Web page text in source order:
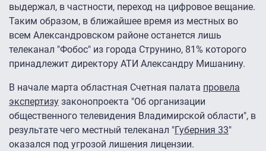
выдержал, в частности, переход на цифровое вещание.
Таким образом, в ближайшее время из местных во
всем Александровском районе останется лишь
телеканал "Фобос" из города Струнино, 81% которого
принадлежит директору АТИ Александру Мишанину.
В начале марта областная Счетная палата провела
экспертизу законопроекта "Об организации
общественного телевидения Владимирской области", в
результате чего местный телеканал "Губерния 33"
оказался под угрозой лишения лицензии.